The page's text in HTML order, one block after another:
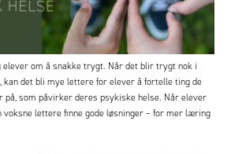
elever om å snakke trygt. Når det blir trygt nok i
kan det bli mye lettere for elever å fortelle ting de
på, som påvirker deres psykiske helse. Når elever
voksne lettere finne gode løsninger – for mer læring